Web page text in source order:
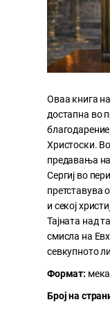
Оваа книга
достапна во
Христоски.
предавања
Сергиј во
претставува
и секој
Тајната над
смисла на
севкупното
Формат:
Број на